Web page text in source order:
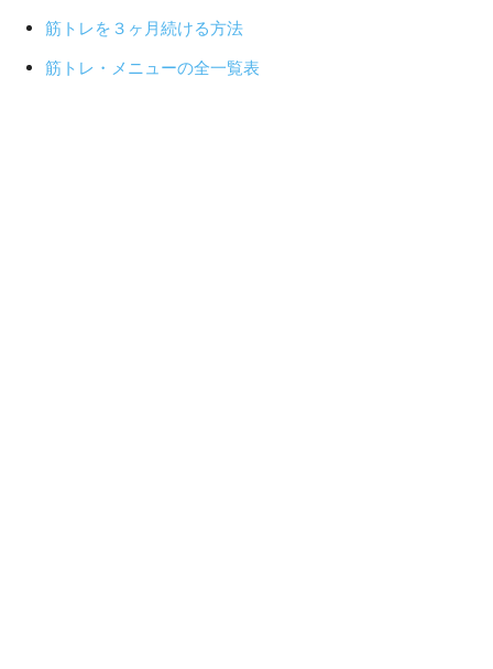
筋トレを３ヶ月続ける方法
筋トレ・メニューの全一覧表